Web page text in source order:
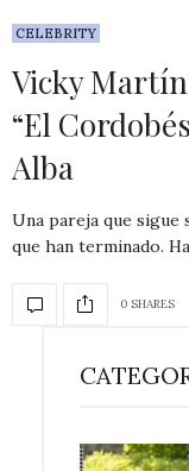
CELEBRITY
Vicky
“El
Alba
Una pareja que sigue
que han terminado.
0 SHARES